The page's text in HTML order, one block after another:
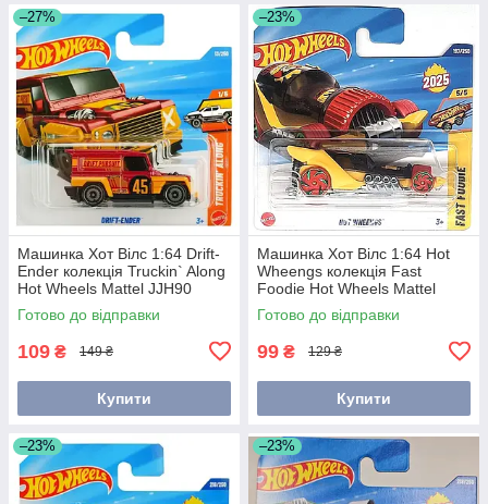
–27%
Машинка Хот Вілс 1:64 Drift-
Ender колекція Truckin` Along
Hot Wheels Mattel JJH90
Готово до відправки
109 ₴ 149 ₴
Купити
–23%
Машинка Хот Вілс 1:64 Hot
Wheengs колекція Fast
Foodie Hot Wheels Mattel
JBC02
Готово до відправки
99 ₴ 129 ₴
Купити
–23% –23%